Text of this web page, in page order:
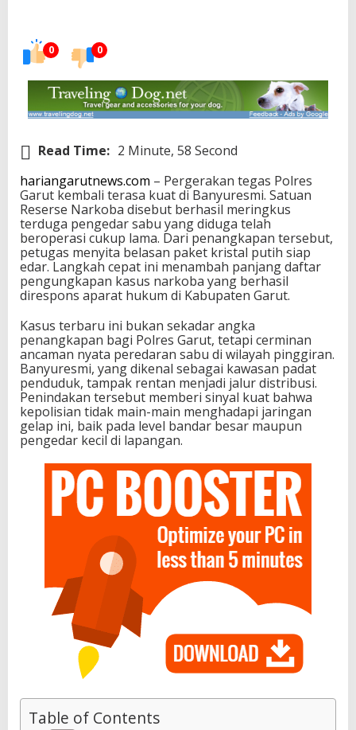
0 0
Read Time: 2 Minute, 58 Second
hariangarutnews.com – Pergerakan tegas Polres
Garut kembali terasa kuat di Banyuresmi. Satuan
Reserse Narkoba disebut berhasil meringkus
terduga pengedar sabu yang diduga telah
beroperasi cukup lama. Dari penangkapan tersebut,
petugas menyita belasan paket kristal putih siap
edar. Langkah cepat ini menambah panjang daftar
pengungkapan kasus narkoba yang berhasil
direspons aparat hukum di Kabupaten Garut.
Kasus terbaru ini bukan sekadar angka
penangkapan bagi Polres Garut, tetapi cerminan
ancaman nyata peredaran sabu di wilayah pinggiran.
Banyuresmi, yang dikenal sebagai kawasan padat
penduduk, tampak rentan menjadi jalur distribusi.
Penindakan tersebut memberi sinyal kuat bahwa
kepolisian tidak main-main menghadapi jaringan
gelap ini, baik pada level bandar besar maupun
pengedar kecil di lapangan.
Table of Contents